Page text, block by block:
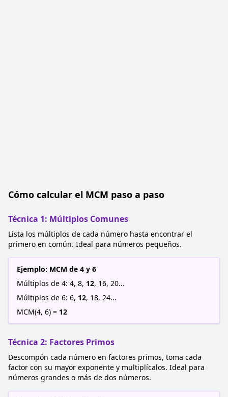
Cómo calcular el MCM paso a paso
Técnica 1: Múltiplos Comunes
Lista los múltiplos de cada número hasta encontrar el
primero en común. Ideal para números pequeños.
Ejemplo: MCM de 4 y 6
Múltiplos de 4: 4, 8, 12, 16, 20...
Múltiplos de 6: 6, 12, 18, 24...
MCM(4, 6) = 12
Técnica 2: Factores Primos
Descompón cada número en factores primos, toma cada
factor con su mayor exponente y multiplícalos. Ideal para
números grandes o más de dos números.